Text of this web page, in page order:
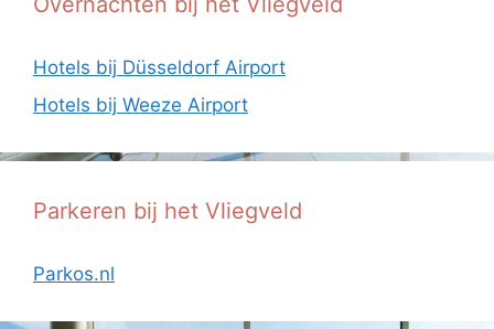
Hotels bij Düsseldorf Airport
Hotels bij Weeze Airport
Parkeren bij het Vliegveld
Parkos.nl